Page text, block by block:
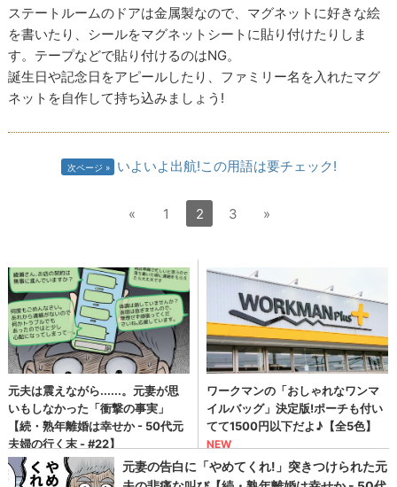
ステートルームのドアは金属製なので、マグネットに好きな絵
を書いたり、シールをマグネットシートに貼り付けたりしま
す。テープなどで貼り付けるのはNG。
誕生日や記念日をアピールしたり、ファミリー名を入れたマグ
ネットを自作して持ち込みましょう!
次ページ いよいよ出航!この用語は要チェック!
« 1 2 3 »